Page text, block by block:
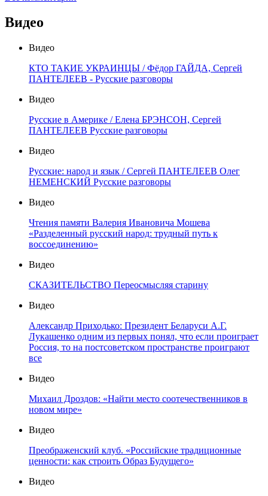
Видео
Видео
КТО ТАКИЕ УКРАИНЦЫ / Фёдор ГАЙДА, Сергей
ПАНТЕЛЕЕВ - Русские разговоры
Видео
Русские в Америке / Елена БРЭНСОН, Сергей
ПАНТЕЛЕЕВ Русские разговоры
Видео
Русские: народ и язык / Сергей ПАНТЕЛЕЕВ Олег
НЕМЕНСКИЙ Русские разговоры
Видео
Чтения памяти Валерия Ивановича Мошева
«Разделенный русский народ: трудный путь к
воссоединению»
Видео
СКАЗИТЕЛЬСТВО Переосмысляя старину
Видео
Александр Приходько: Президент Беларуси А.Г.
Лукашенко одним из первых понял, что если проиграет
Россия, то на постсоветском пространстве проиграют
все
Видео
Михаил Дроздов: «Найти место соотечественников в
новом мире»
Видео
Преображенский клуб. «Российские традиционные
ценности: как строить Образ Будущего»
Видео